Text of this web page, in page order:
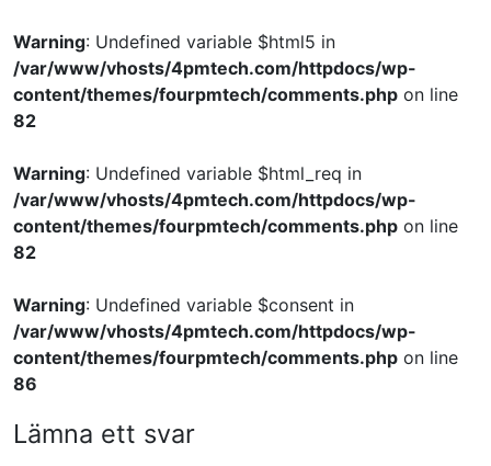
Warning: Undefined variable $html5 in
/var/www/vhosts/4pmtech.com/httpdocs/wp-
content/themes/fourpmtech/comments.php on line
82
Warning: Undefined variable $html_req in
/var/www/vhosts/4pmtech.com/httpdocs/wp-
content/themes/fourpmtech/comments.php on line
82
Warning: Undefined variable $consent in
/var/www/vhosts/4pmtech.com/httpdocs/wp-
content/themes/fourpmtech/comments.php on line
86
Lämna ett svar